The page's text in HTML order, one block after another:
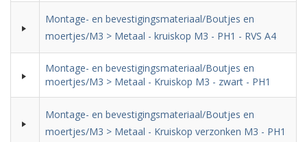
Montage- en bevestigingsmateriaal/Boutjes en
moertjes/M3 > Metaal - kruiskop M3 - PH1 - RVS A4
Montage- en bevestigingsmateriaal/Boutjes en
moertjes/M3 > Metaal - Kruiskop M3 - zwart - PH1
Montage- en bevestigingsmateriaal/Boutjes en
moertjes/M3 > Metaal - Kruiskop verzonken M3 - PH1